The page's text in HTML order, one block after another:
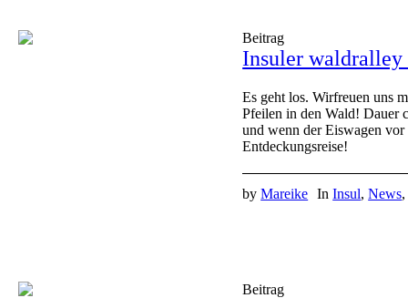
Beitrag
Insuler waldralley
Es geht los. Wirfreuen uns
Pfeilen in den Wald! Dauer
und wenn der Eiswagen
Entdeckungsreise!
byMareike InInsul,News
Beitrag